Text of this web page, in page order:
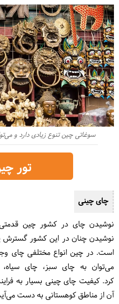
سوغاتی چین تنوع زیادی دارد و
تور
چای چینی
نوشیدن چای در کشور چین قدمتی
نوشیدن چنان در این کشور گسترش
است. در چین انواع مختلفی چای
می‌توان به چای سبز، چای
کرد. کیفیت چای چینی بسیار به
آن از مناطق کوهستانی به دست